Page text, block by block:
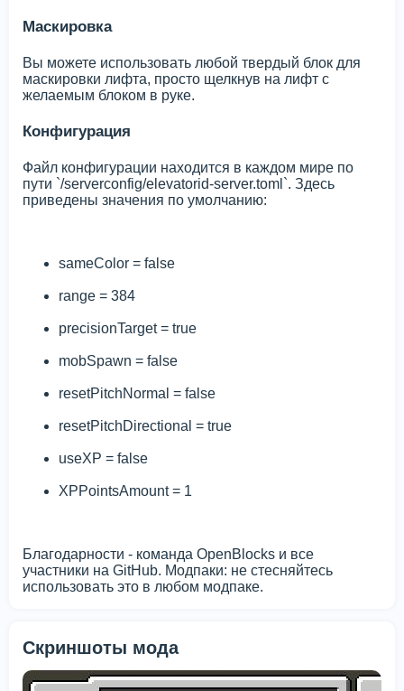
Маскировка
Вы можете использовать любой твердый блок для
маскировки лифта, просто щелкнув на лифт с
желаемым блоком в руке.
Конфигурация
Файл конфигурации находится в каждом мире по
пути `/serverconfig/elevatorid-server.toml`. Здесь
приведены значения по умолчанию:
sameColor = false
range = 384
precisionTarget = true
mobSpawn = false
resetPitchNormal = false
resetPitchDirectional = true
useXP = false
XPPointsAmount = 1
Благодарности - команда OpenBlocks и все
участники на GitHub. Модпаки: не стесняйтесь
использовать это в любом модпаке.
Скриншоты мода